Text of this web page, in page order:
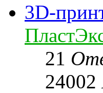
3D-
21
24002